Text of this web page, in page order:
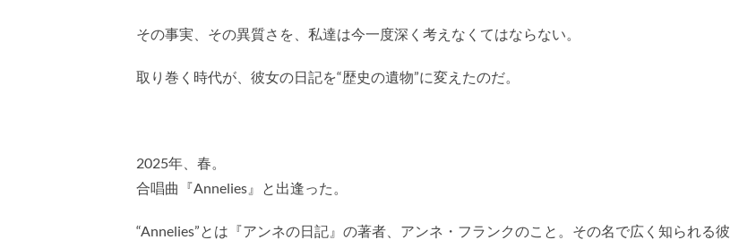
その事実、その異質さを、私達は今一度深く考えなくてはならない。
取り巻く時代が、彼女の日記を“歴史の遺物”に変えたのだ。
2025年、春。
合唱曲『Annelies』と出逢った。
“Annelies”とは『アンネの日記』の著者、アンネ・フランクのこと。その名で広く知られる彼